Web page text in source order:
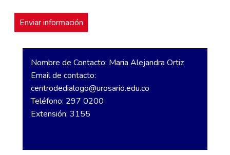
Nombre de Contacto: Maria Alejandra Ortiz
Email de contacto:
centrodedialogo@urosario.edu.co
Teléfono: 297 0200
Extensión: 3155